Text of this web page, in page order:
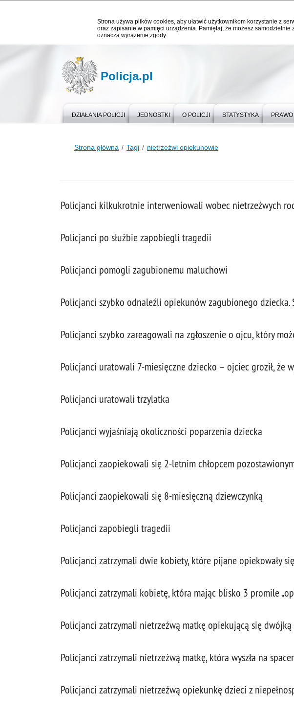
Strona używa plików cookies, aby ułatwić użytkownikom korzystanie z
oraz zapisanie w pamięci urządzenia. Pamiętaj, że możesz
oznacza wyrażenie zgody.
Policja.pl
DZIAŁANIA POLICJI JEDNOSTKI O POLICJI STATYSTYKA PRAWO
Strona główna Tagi nietrzeźwi opiekunowie
Policjanci kilkukrotnie interweniowali wobec nietrzeźwych
Policjanci po służbie zapobiegli tragedii
Policjanci pomogli zagubionemu maluchowi
Policjanci szybko odnaleźli opiekunów zagubionego dziecka.
Policjanci szybko zareagowali na zgłoszenie o ojcu, który
Policjanci uratowali 7-miesięczne dziecko – ojciec groził, że
Policjanci uratowali trzylatka
Policjanci wyjaśniają okoliczności poparzenia dziecka
Policjanci zaopiekowali się 2-letnim chłopcem
Policjanci zaopiekowali się 8-miesięczną dziewczynką
Policjanci zapobiegli tragedii
Policjanci zatrzymali dwie kobiety, które pijane opiekowały
Policjanci zatrzymali kobietę, która mając blisko 3 promile
Policjanci zatrzymali nietrzeźwą matkę opiekującą się
Policjanci zatrzymali nietrzeźwą matkę, która wyszła na
Policjanci zatrzymali nietrzeźwą opiekunkę dzieci z